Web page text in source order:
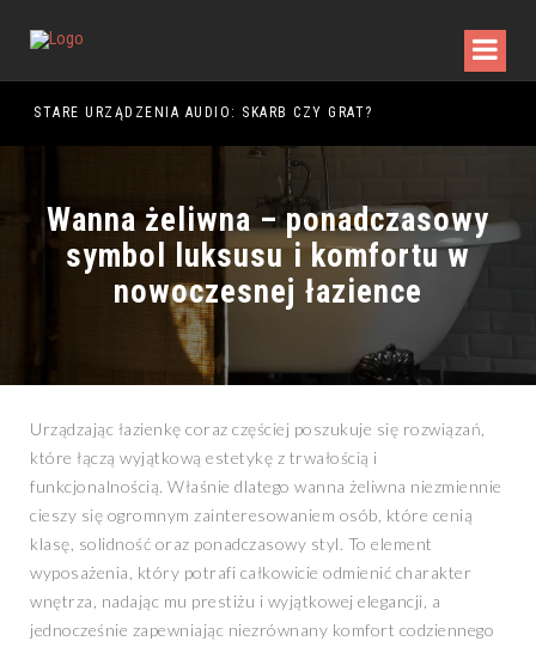
STARE URZĄDZENIA AUDIO: SKARB CZY GRAT?
Wanna żeliwna – ponadczasowy
symbol luksusu i komfortu w
nowoczesnej łazience
Urządzając łazienkę coraz częściej poszukuje się rozwiązań,
które łączą wyjątkową estetykę z trwałością i
funkcjonalnością. Właśnie dlatego wanna żeliwna niezmiennie
cieszy się ogromnym zainteresowaniem osób, które cenią
klasę, solidność oraz ponadczasowy styl. To element
wyposażenia, który potrafi całkowicie odmienić charakter
wnętrza, nadając mu prestiżu i wyjątkowej elegancji, a
jednocześnie zapewniając niezrównany komfort codziennego